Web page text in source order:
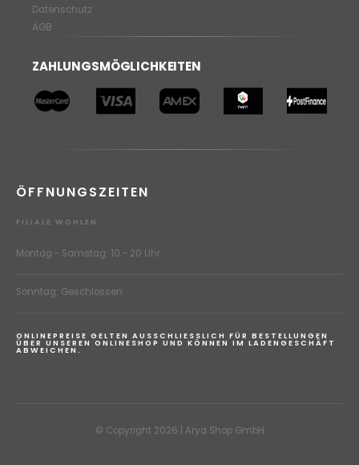
Datenschutz
AGB
ZAHLUNGSMÖGLICHKEITEN
ÖFFNUNGSZEITEN
FILIALE WOHLEN
Montag - Samstag: 10 - 20 Uhr
Sonntag: Geschlossen
ONLINEPREISE GELTEN AUSSCHLIESSLICH FÜR BESTELLUNGEN
ÜBER UNSEREN ONLINESHOP UND KÖNNEN IM LADENGESCHÄFT
ABWEICHEN.
© Copyright 2026 | Arya Shop GmbH